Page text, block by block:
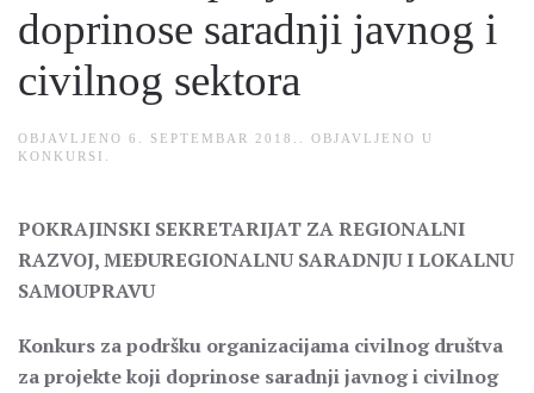
doprinose saradnji javnog i
civilnog sektora
OBJAVLJENO 6. SEPTEMBAR 2018.
. OBJAVLJENO U
KONKURSI
POKRAJINSKI SEKRETARIJAT ZA REGIONALNI
RAZVOJ, MEĐUREGIONALNU SARADNJU I LOKALNU
SAMOUPRAVU
Konkurs za podršku organizacijama civilnog društva
za projekte koji doprinose saradnji javnog i civilnog